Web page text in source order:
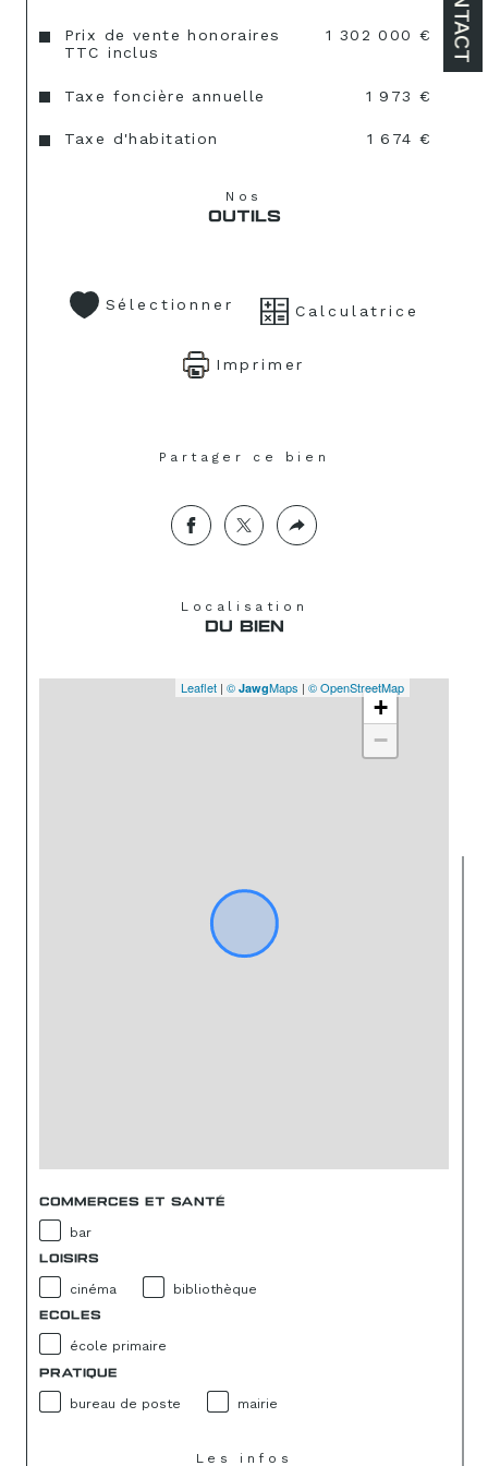
Prix de vente honoraires
TTC inclus
1 302 000 €
Taxe foncière annuelle 1 973 €
Taxe d'habitation 1 674 €
Nos
OUTILS
Sélectionner Calculatrice
Imprimer
Partager ce bien
Localisation
DU BIEN
+
−
Leaflet | © JawgMaps | © OpenStreetMap
COMMERCES ET SANTÉ
bar
LOISIRS
cinéma bibliothèque
ECOLES
école primaire
PRATIQUE
bureau de poste mairie
Les infos